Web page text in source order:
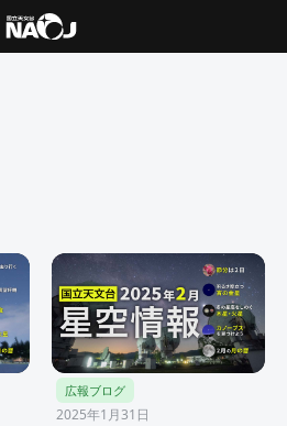
広報ブログ
2025年1月31日